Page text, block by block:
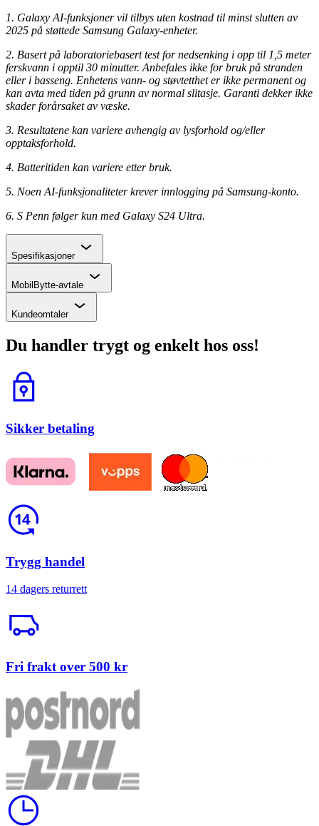
1. Galaxy AI-funksjoner vil tilbys uten kostnad til minst slutten av
2025 på støttede Samsung Galaxy-enheter.
2. Basert på laboratoriebasert test for nedsenking i opp til 1,5 meter
ferskvann i opptil 30 minutter. Anbefales ikke for bruk på stranden
eller i basseng. Enhetens vann- og støvtetthet er ikke permanent og
kan avta med tiden på grunn av normal slitasje. Garanti dekker ikke
skader forårsaket av væske.
3. Resultatene kan variere avhengig av lysforhold og/eller
opptaksforhold.
4. Batteritiden kan variere etter bruk.
5. Noen AI-funksjonaliteter krever innlogging på Samsung-konto.
6. S Penn følger kun med Galaxy S24 Ultra.
Spesifikasjoner
MobilBytte-avtale
Kundeomtaler
Du handler trygt og enkelt hos oss!
Sikker betaling
Trygg handel
14 dagers returrett
Fri frakt over 500 kr